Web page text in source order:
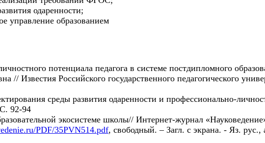
одаренности;
управление образованием
потенциала педагога в системе постдипломного
// Известия Российского государственного педагогического
среды развития одаренности и профессионально-
92-94
экосистеме школы// Интернет-журнал
PDF/35PVN514.pdf, свободный. – Загл. с экрана. - Яз.